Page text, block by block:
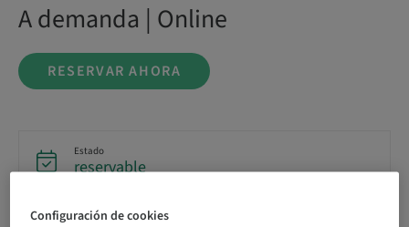
A demanda | Online
RESERVAR AHORA
Estado
reservable
Configuración de cookies